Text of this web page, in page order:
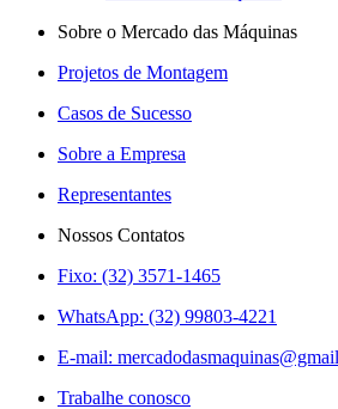
Sobre o Mercado das Máquinas
Projetos de Montagem
Casos de Sucesso
Sobre a Empresa
Representantes
Nossos Contatos
Fixo: (32) 3571-1465
WhatsApp: (32) 99803-4221
E-mail:
Trabalhe conosco